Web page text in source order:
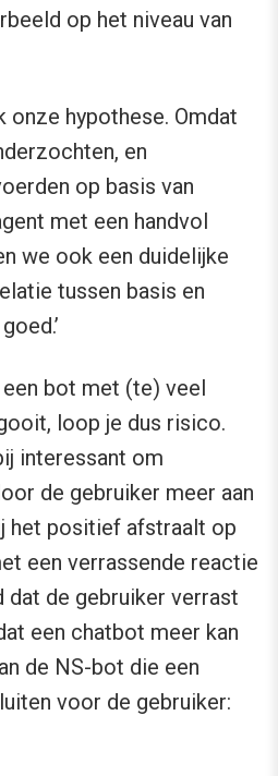
op het niveau van
onze hypothese. Omdat
en
op basis van
met een handvol
we ook een duidelijke
tussen basis en
bot met (te) veel
loop je dus risico.
interessant om
de gebruiker meer aan
het positief afstraalt op
een verrassende reactie
dat de gebruiker verrast
een chatbot meer kan
de NS-bot die een
voor de gebruiker: